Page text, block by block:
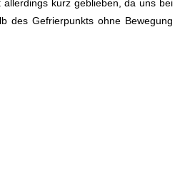
kurz geblieben, da uns bei
des Gefrierpunkts ohne Bewegung